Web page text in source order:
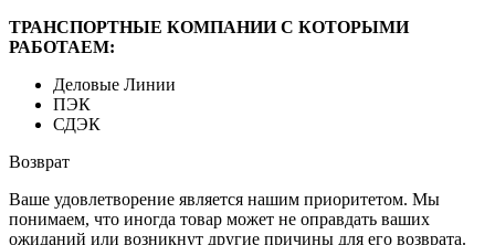
ТРАНСПОРТНЫЕ КОМПАНИИ С КОТОРЫМИ
РАБОТАЕМ:
Деловые Линии
ПЭК
СДЭК
Возврат
Ваше удовлетворение является нашим приоритетом. Мы
понимаем, что иногда товар может не оправдать ваших
ожиданий или возникнут другие причины для его возврата.